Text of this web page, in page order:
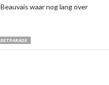
waar nog lang over